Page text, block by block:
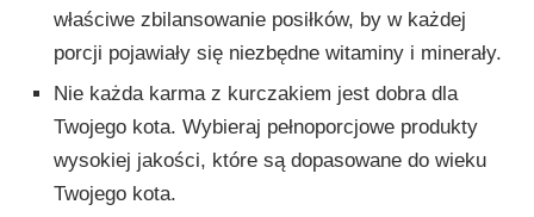
właściwe zbilansowanie posiłków, by w każdej
porcji pojawiały się niezbędne witaminy i minerały.
Nie każda karma z kurczakiem jest dobra dla
Twojego kota. Wybieraj pełnoporcjowe produkty
wysokiej jakości, które są dopasowane do wieku
Twojego kota.